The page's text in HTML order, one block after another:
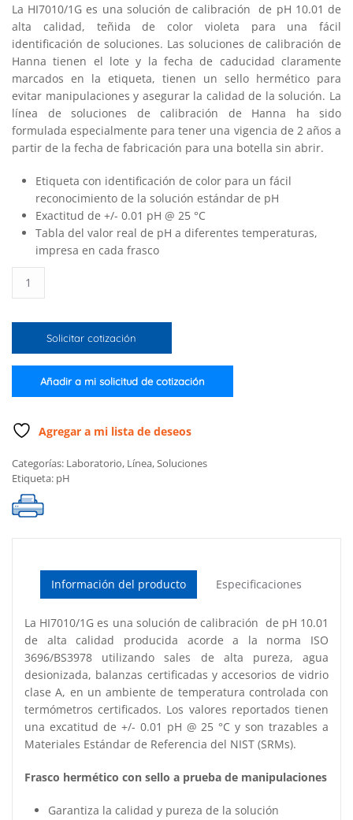
La HI7010/1G es una solución de calibración de pH 10.01 de
alta calidad, teñida de color violeta para una fácil
identificación de soluciones. Las soluciones de calibración de
Hanna tienen el lote y la fecha de caducidad claramente
marcados en la etiqueta, tienen un sello hermético para
evitar manipulaciones y asegurar la calidad de la solución. La
línea de soluciones de calibración de Hanna ha sido
formulada especialmente para tener una vigencia de 2 años a
partir de la fecha de fabricación para una botella sin abrir.
Etiqueta con identificación de color para un fácil
reconocimiento de la solución estándar de pH
Exactitud de +/- 0.01 pH @ 25 °C
Tabla del valor real de pH a diferentes temperaturas,
impresa en cada frasco
para
1
(3.78L)
Solicitar cotización
Añadir a mi solicitud de cotización
Agregar a mi lista de deseos
Categorías: Laboratorio, Línea,Soluciones
Etiqueta: pH
Información del producto Especificaciones
La HI7010/1G es una solución de calibración de pH 10.01
de alta calidad producida acorde a la norma ISO
3696/BS3978 utilizando sales de alta pureza, agua
desionizada, balanzas certificadas y accesorios de vidrio
clase A, en un ambiente de temperatura controlada con
termómetros certificados. Los valores reportados tienen
una excatitud de +/- 0.01 pH @ 25 °C y son trazables a
Materiales Estándar de Referencia del NIST (SRMs).
Frasco hermético con sello a prueba de manipulaciones
Garantiza la calidad y pureza de la solución